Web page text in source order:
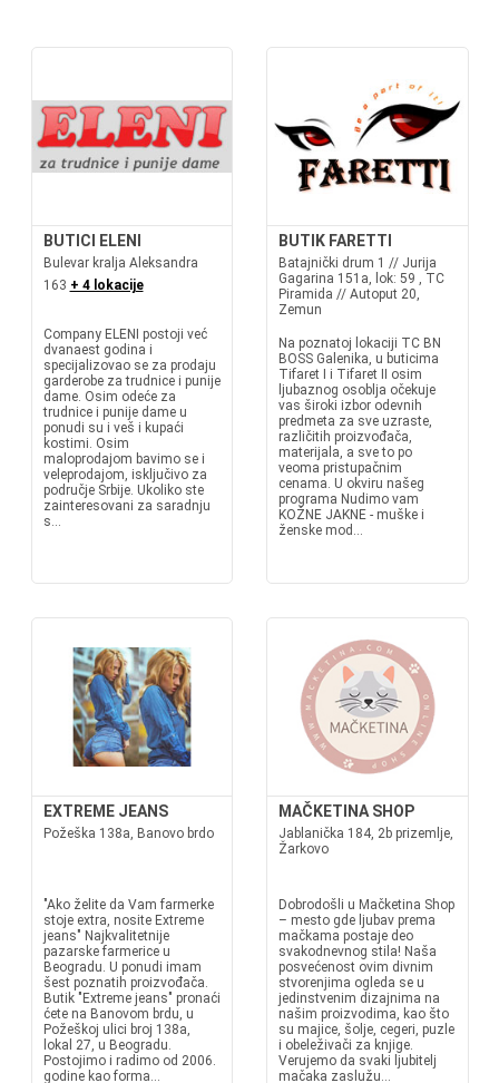
BUTICI ELENI
Bulevar kralja Aleksandra
163 + 4 lokacije
Company ELENI postoji već
dvanaest godina i
specijalizovao se za prodaju
garderobe za trudnice i punije
dame. Osim odeće za
trudnice i punije dame u
ponudi su i veš i kupaći
kostimi. Osim
maloprodajom bavimo se i
veleprodajom, isključivo za
područje Srbije. Ukoliko ste
zainteresovani za saradnju
s...
BUTIK FARETTI
Batajnički drum 1 // Jurija
Gagarina 151a, lok: 59 , TC
Piramida // Autoput 20,
Zemun
Na poznatoj lokaciji TC BN
BOSS Galenika, u buticima
Tifaret I i Tifaret II osim
ljubaznog osoblja očekuje
vas široki izbor odevnih
predmeta za sve uzraste,
različitih proizvođača,
materijala, a sve to po
veoma pristupačnim
cenama. U okviru našeg
programa Nudimo vam
KOŽNE JAKNE - muške i
ženske mod...
EXTREME JEANS
Požeška 138a, Banovo brdo
"Ako želite da Vam farmerke
stoje extra, nosite Extreme
jeans" Najkvalitetnije
pazarske farmerice u
Beogradu. U ponudi imam
šest poznatih proizvođača.
Butik "Extreme jeans" pronaći
ćete na Banovom brdu, u
Požeškoj ulici broj 138a,
lokal 27, u Beogradu.
Postojimo i radimo od 2006.
godine kao forma...
MAČKETINA SHOP
Jablanička 184, 2b prizemlje,
Žarkovo
Dobrodošli u Mačketina Shop
– mesto gde ljubav prema
mačkama postaje deo
svakodnevnog stila! Naša
posvećenost ovim divnim
stvorenjima ogleda se u
jedinstvenim dizajnima na
našim proizvodima, kao što
su majice, šolje, cegeri, puzle
i obeleživači za knjige.
Verujemo da svaki ljubitelj
mačaka zaslužu...